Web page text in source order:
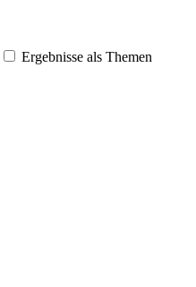
Ergebnisse als Themen